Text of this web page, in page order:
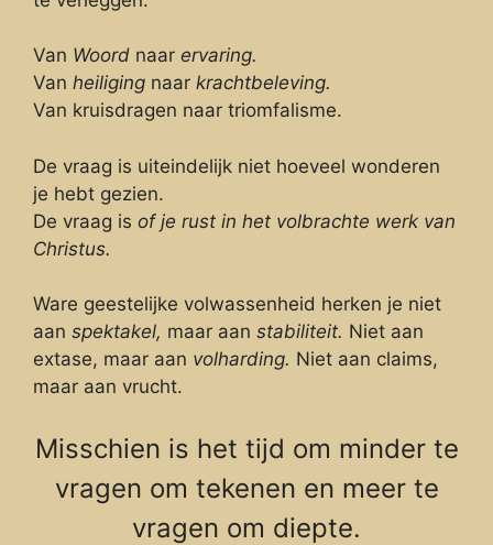
Van Woord naar ervaring.
Van heiliging naar krachtbeleving.
Van kruisdragen naar triomfalisme.
De vraag is uiteindelijk niet hoeveel wonderen
je hebt gezien.
De vraag is of je rust in het volbrachte werk van
Christus.
Ware geestelijke volwassenheid herken je niet
aan spektakel, maar aan stabiliteit. Niet aan
extase, maar aan volharding. Niet aan claims,
maar aan vrucht.
Misschien is het tijd om minder te
vragen om tekenen en meer te
vragen om diepte.